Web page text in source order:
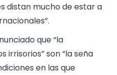
distan mucho de estar a
que “la
irrisorios” son “la seña
en las que